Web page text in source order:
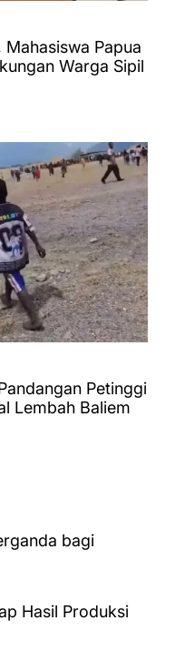
Papua
Warga Sipil
Petinggi
Lembah Baliem
bagi
Hasil Produksi